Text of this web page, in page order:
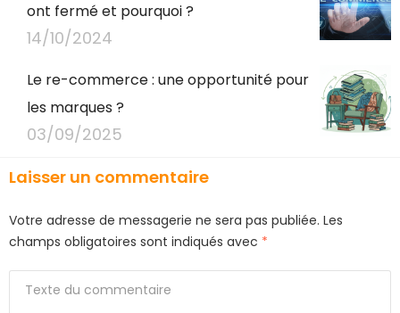
ont fermé et pourquoi ?
14/10/2024
Le re-commerce : une opportunité pour
les marques ?
03/09/2025
Laisser un commentaire
Votre adresse de messagerie ne sera pas publiée. Les
champs obligatoires sont indiqués avec *